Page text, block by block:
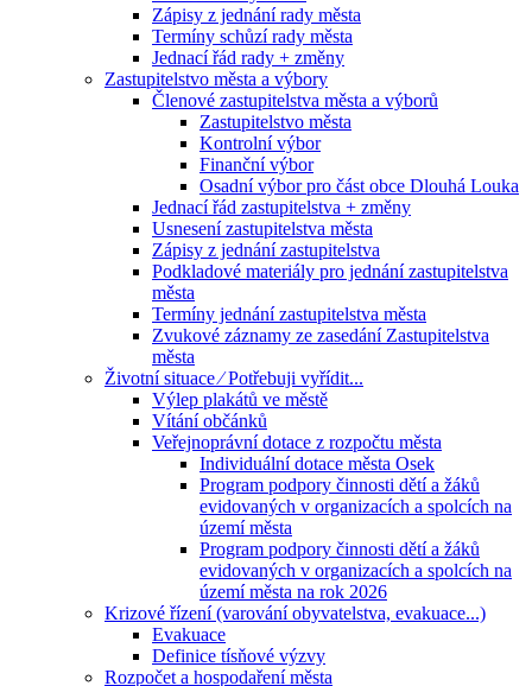
Zápisy z jednání rady města
Termíny schůzí rady města
Jednací řád rady + změny
Zastupitelstvo města a výbory
Členové zastupitelstva města a výborů
Zastupitelstvo města
Kontrolní výbor
Finanční výbor
Osadní výbor pro část obce Dlouhá Louka
Jednací řád zastupitelstva + změny
Usnesení zastupitelstva města
Zápisy z jednání zastupitelstva
Podkladové materiály pro jednání zastupitelstva
města
Termíny jednání zastupitelstva města
Zvukové záznamy ze zasedání Zastupitelstva
města
Životní situace ⁄ Potřebuji vyřídit...
Výlep plakátů ve městě
Vítání občánků
Veřejnoprávní dotace z rozpočtu města
Individuální dotace města Osek
Program podpory činnosti dětí a žáků
evidovaných v organizacích a spolcích na
území města
Program podpory činnosti dětí a žáků
evidovaných v organizacích a spolcích na
území města na rok 2026
Krizové řízení (varování obyvatelstva, evakuace...)
Evakuace
Definice tísňové výzvy
Rozpočet a hospodaření města